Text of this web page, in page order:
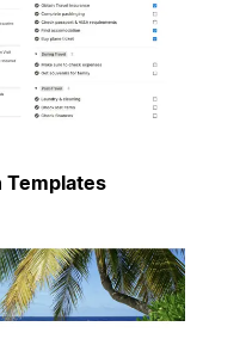
Templates